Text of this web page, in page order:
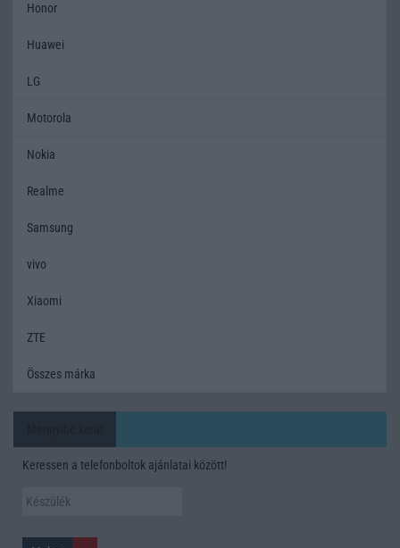
Honor
Huawei
LG
Motorola
Nokia
Realme
Samsung
vivo
Xiaomi
ZTE
Összes márka
Keressen a telefonboltok ajánlatai között!